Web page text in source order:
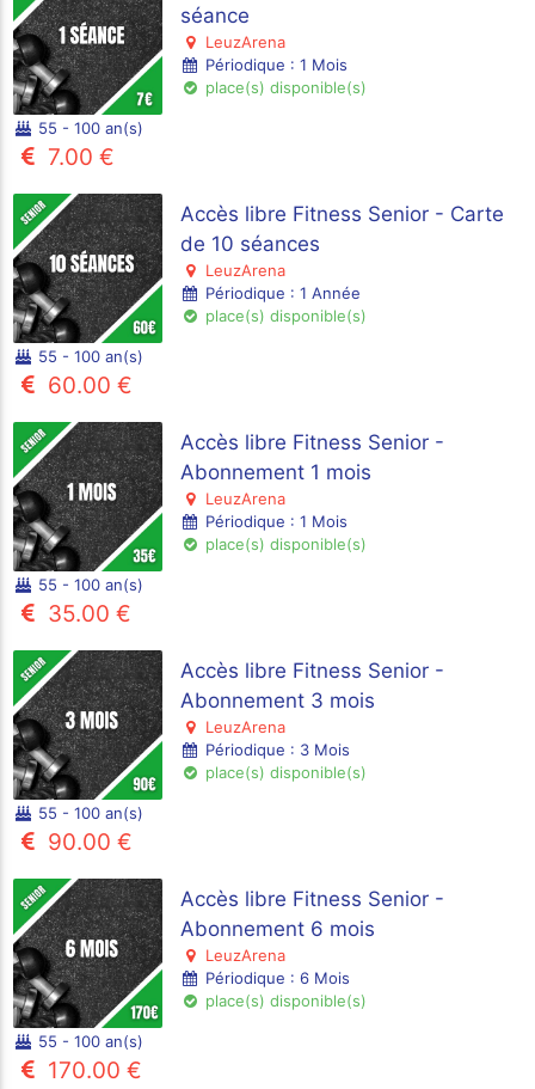
séance
LeuzArena
Périodique : 1 Mois
place(s) disponible(s)
55 - 100 an(s)
7.00 €
Accès libre Fitness Senior - Carte
de 10 séances
LeuzArena
Périodique : 1 Année
place(s) disponible(s)
55 - 100 an(s)
60.00 €
Accès libre Fitness Senior -
Abonnement 1 mois
LeuzArena
Périodique : 1 Mois
place(s) disponible(s)
55 - 100 an(s)
35.00 €
Accès libre Fitness Senior -
Abonnement 3 mois
LeuzArena
Périodique : 3 Mois
place(s) disponible(s)
55 - 100 an(s)
90.00 €
Accès libre Fitness Senior -
Abonnement 6 mois
LeuzArena
Périodique : 6 Mois
place(s) disponible(s)
55 - 100 an(s)
170.00 €